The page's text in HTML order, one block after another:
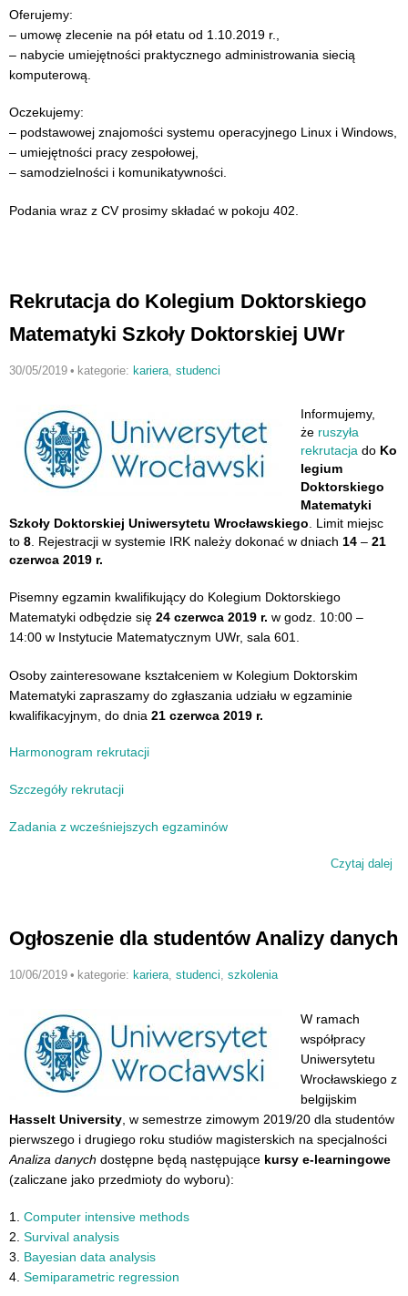
Oferujemy:
– umowę zlecenie na pół etatu od 1.10.2019 r.,
– nabycie umiejętności praktycznego administrowania siecią
komputerową.
Oczekujemy:
– podstawowej znajomości systemu operacyjnego Linux i Windows,
– umiejętności pracy zespołowej,
– samodzielności i komunikatywności.
Podania wraz z CV prosimy składać w pokoju 402.
Rekrutacja do Kolegium Doktorskiego
Matematyki Szkoły Doktorskiej UWr
30/05/2019 • kategorie: kariera, studenci
Informujemy,
że ruszyła
rekrutacja do Ko
legium
Doktorskiego
Matematyki
Szkoły Doktorskiej Uniwersytetu Wrocławskiego. Limit miejsc
to 8. Rejestracji w systemie IRK należy dokonać w dniach 14 – 21
czerwca 2019 r.
Pisemny egzamin kwalifikujący do Kolegium Doktorskiego
Matematyki odbędzie się 24 czerwca 2019 r. w godz. 10:00 –
14:00 w Instytucie Matematycznym UWr, sala 601.
Osoby zainteresowane kształceniem w Kolegium Doktorskim
Matematyki zapraszamy do zgłaszania udziału w egzaminie
kwalifikacyjnym, do dnia 21 czerwca 2019 r.
Harmonogram rekrutacji
Szczegóły rekrutacji
Zadania z wcześniejszych egzaminów
Czytaj dalej
Ogłoszenie dla studentów Analizy danych
10/06/2019 • kategorie: kariera studenci szkolenia
W ramach
współpracy
Uniwersytetu
Wrocławskiego z
belgijskim
Hasselt University , w semestrze zimowym 2019/20 dla studentów
pierwszego i drugiego roku studiów magisterskich na specjalności
Analiza danych dostępne będą następujące kursy e-learningowe
(zaliczane jako przedmioty do wyboru):
1. Computer intensive methods
2. Survival analysis
3. Bayesian data analysis
4. Semiparametric regression